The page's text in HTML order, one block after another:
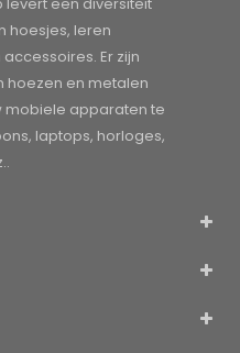
hoesjes, leren
Er zijn
hoezen en metalen
mobiele apparaten te
laptops, horloges,